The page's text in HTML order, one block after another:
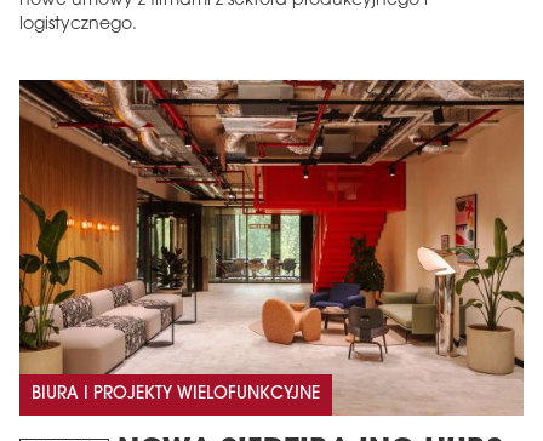
logistycznego.
BIURA I PROJEKTY WIELOFUNKCYJNE